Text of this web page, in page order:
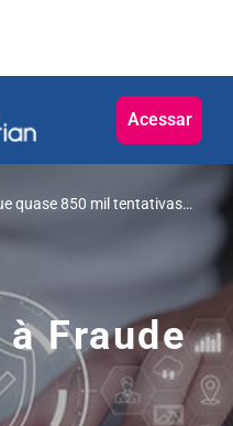
Acessar
quase 850 mil tentativas
Fraude